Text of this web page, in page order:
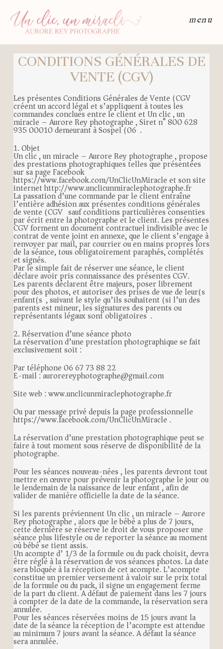
menu
CONDITIONS GÉNÉRALES DE
VENTE (CGV)
Les présentes Conditions Générales de Vente (CGV)
créent un accord légal et s’appliquent à toutes les
commandes conclues entre le client et Un clic , un
miracle – Aurore Rey photographe , Siret n° 800 628
935 00010 demeurant à Sospel (06).
1. Objet
Un clic , un miracle – Aurore Rey photographe , propose
des prestations photographiques telles que présentées
sur sa page Facebook
https://www.facebook.com/UnClicUnMiracle et son site
internet http://www.unclicunmiraclephotographe.fr
La passation d’une commande par le client entraîne
l’entière adhésion aux présentes conditions générales
de vente (CGV) sauf conditions particulières consenties
par écrit entre la photographe et le client. Les présentes
CGV forment un document contractuel indivisible avec le
contrat de vente joint en annexe, que le client s’engage à
renvoyer par mail, par courrier ou en mains propres lors
de la séance, tous obligatoirement paraphés, complétés
et signés.
Par le simple fait de réserver une séance, le client
déclare avoir pris connaissance des présentes CGV.
Les parents déclarent être majeurs, poser librement
pour des photos, et autoriser des prises de vue de leur(s)
enfant(s), suivant le style qu’ils souhaitent (si l’un des
parents est mineur, les signatures des parents ou
représentants légaux sont obligatoires).
2. Réservation d’une séance photo
La réservation d’une prestation photographique se fait
exclusivement soit :
Par téléphone 06 67 73 88 22
E-mail : aurorereyphotographe@gmail.com
Site web : www.unclicunmiraclephotographe.fr
Ou par message privé depuis la page professionnelle
https://www.facebook.com/UnClicUnMiracle .
La réservation d’une prestation photographique peut se
faire à tout moment sous réserve de disponibilité de la
photographe.
Pour les séances nouveau-nées , les parents devront tout
mettre en œuvre pour prévenir la photographe le jour ou
le lendemain de la naissance de leur enfant , afin de
valider de manière officielle la date de la séance.
Si les parents préviennent Un clic , un miracle – Aurore
Rey photographe , alors que le bébé a plus de 7 jours,
cette dernière se réserve le droit de vous proposer une
séance plus lifestyle ou de reporter la séance au moment
où bébé se tient assis.
Un acompte d’ 1/3 de la formule ou du pack choisit, devra
être réglé à la réservation de vos séances photos. La date
sera bloquée à la réception de cet acompte. L’acompte
constitue un premier versement à valoir sur le prix total
de la formule ou du pack, il signe un engagement ferme
de la part du client. A défaut de paiement dans les 7 jours
à compter de la date de la commande, la réservation sera
annulée.
Pour les séances réservées moins de 15 jours avant la
date de la séance la réception de l’acompte est attendue
au minimum 7 jours avant la séance. A défaut la séance
sera annulée.